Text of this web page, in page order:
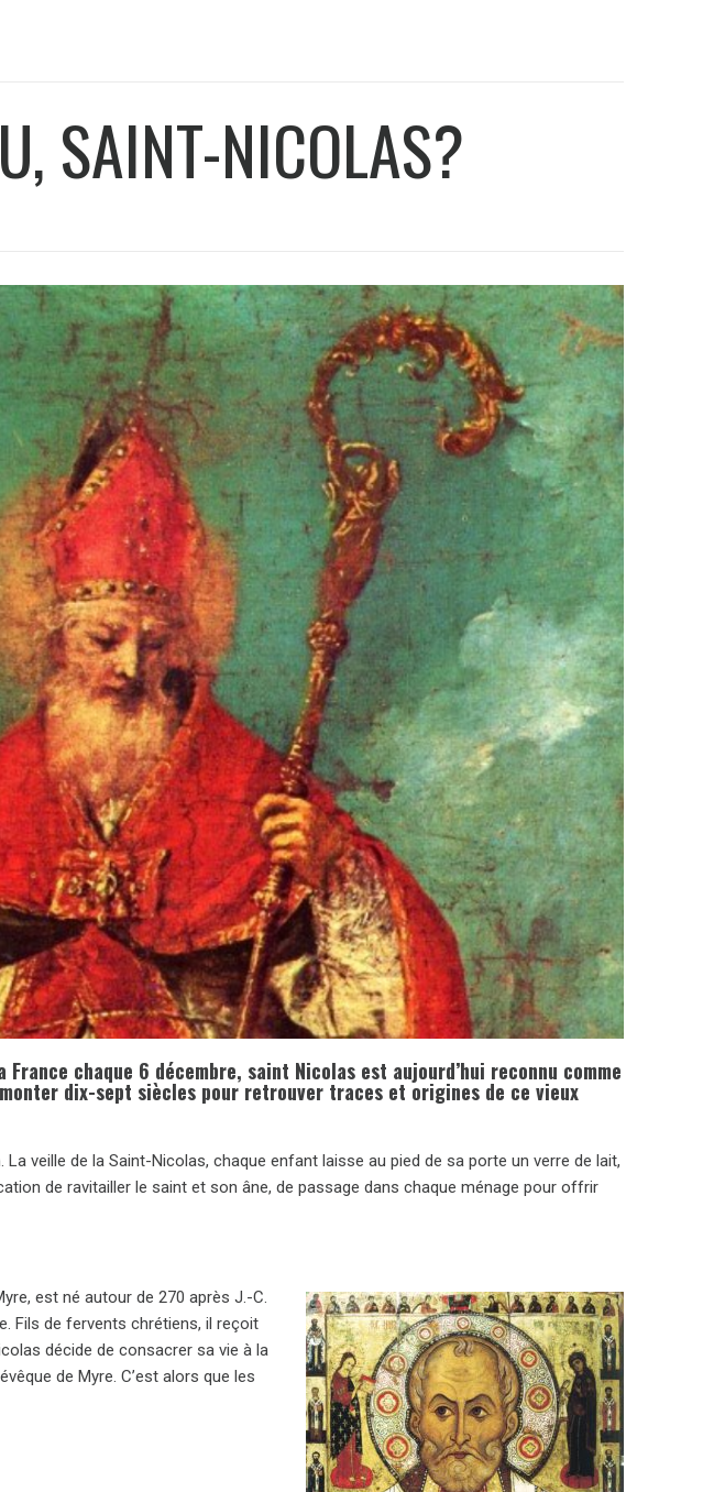
SAINT-NICOLAS?
chaque 6 décembre, saint Nicolas est aujourd’hui reconnu comme
dix-sept siècles pour retrouver traces et origines de ce vieux
veille de la Saint-Nicolas, chaque enfant laisse au pied de sa porte un verre de lait,
de ravitailler le saint et son âne, de passage dans chaque ménage pour offrir
est né autour de 270 après J.-C.
Fils de fervents chrétiens, il reçoit
décide de consacrer sa vie à la
de Myre. C’est alors que les